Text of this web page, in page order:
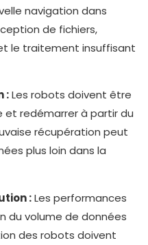
navigation dans
de fichiers,
le traitement insuffisant
:Les robots doivent être
et redémarrer à partir du
récupération peut
plus loin dans la
:Les performances
du volume de données
des robots doivent